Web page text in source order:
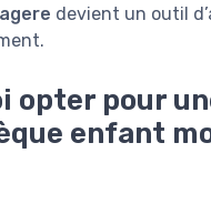
devient un outil
opter pour
enfant